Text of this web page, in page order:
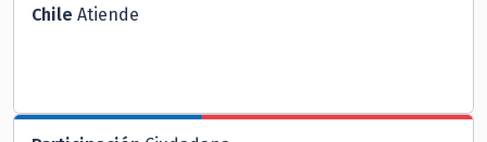
Chile Atiende